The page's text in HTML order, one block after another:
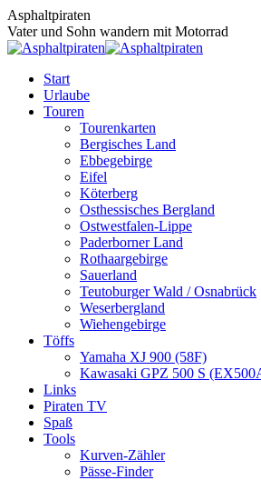
Zum
Inhalt
springen
Asphaltpiraten
Vater und Sohn wandern mit Motorrad
Start
Urlaube
Touren
Tourenkarten
Bergisches Land
Ebbegebirge
Eifel
Köterberg
Osthessisches Bergland
Ostwestfalen-Lippe
Paderborner Land
Rothaargebirge
Sauerland
Teutoburger Wald / Osnabrück
Weserbergland
Wiehengebirge
Töffs
Yamaha XJ 900 (58F)
Kawasaki GPZ 500 S
Links
Piraten TV
Spaß
Tools
Kurven-Zähler
Pässe-Finder